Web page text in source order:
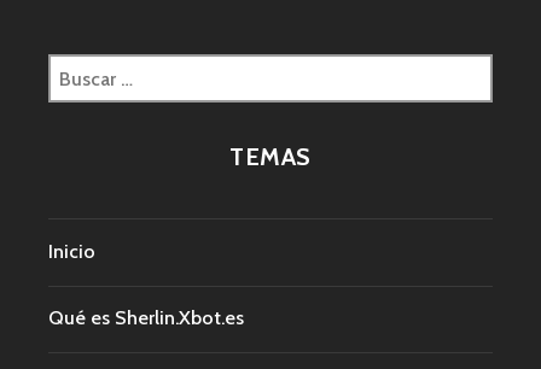
Buscar:
TEMAS
Inicio
Qué es Sherlin.Xbot.es